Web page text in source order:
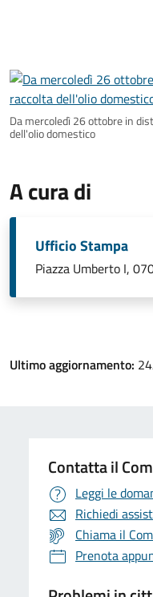
Da mercoledì 26 ottobre in
dell'olio domestico
A cura di
Ufficio Stampa
Piazza Umberto I,
Ultimo aggiornamento:
Contatta il
Leggi le
Richiedi
Chiama il
Prenota